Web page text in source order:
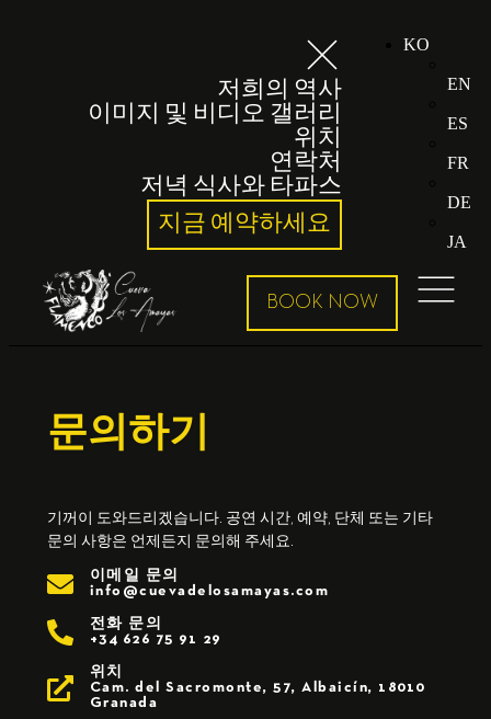
저희의 역사
이미지 및 비디오 갤러리
위치
연락처
저녁 식사와 타파스
지금 예약하세요
KO
EN
ES
FR
DE
JA
문의하기
기꺼이 도와드리겠습니다. 공연 시간, 예약, 단체 또는 기타
문의 사항은 언제든지 문의해 주세요.
이메일 문의
info@cuevadelosamayas.com
전화 문의
+34 626 75 91 29
위치
Cam. del Sacromonte, 57, Albaicín, 18010
Granada